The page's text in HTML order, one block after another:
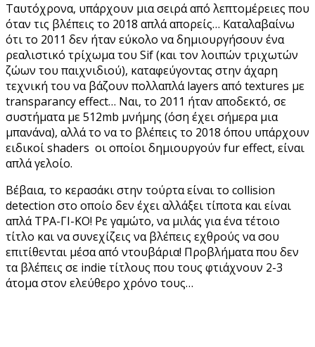
Ταυτόχρονα, υπάρχουν μια σειρά από λεπτομέρειες που
όταν τις βλέπεις το 2018 απλά απορείς… Καταλαβαίνω
ότι το 2011 δεν ήταν εύκολο να δημιουργήσουν ένα
ρεαλιστικό τρίχωμα του Sif (και τον λοιπών τριχωτών
ζώων του παιχνιδιού), καταφεύγοντας στην άχαρη
τεχνική του να βάζουν πολλαπλά layers από textures με
transparancy effect… Ναι, το 2011 ήταν αποδεκτό, σε
συστήματα με 512mb μνήμης (όση έχει σήμερα μια
μπανάνα), αλλά το να το βλέπεις το 2018 όπου υπάρχουν
ειδικοί shaders οι οποίοι δημιουργούν fur effect, είναι
απλά γελοίο.
Βέβαια, το κερασάκι στην τούρτα είναι το collision
detection στο οποίο δεν έχει αλλάξει τίποτα και είναι
απλά ΤΡΑ-ΓΙ-ΚΟ! Ρε γαμώτο, να μιλάς για ένα τέτοιο
τίτλο και να συνεχίζεις να βλέπεις εχθρούς να σου
επιτίθενται μέσα από ντουβάρια! Προβλήματα που δεν
τα βλέπεις σε indie τίτλους που τους φτιάχνουν 2-3
άτομα στον ελεύθερο χρόνο τους…